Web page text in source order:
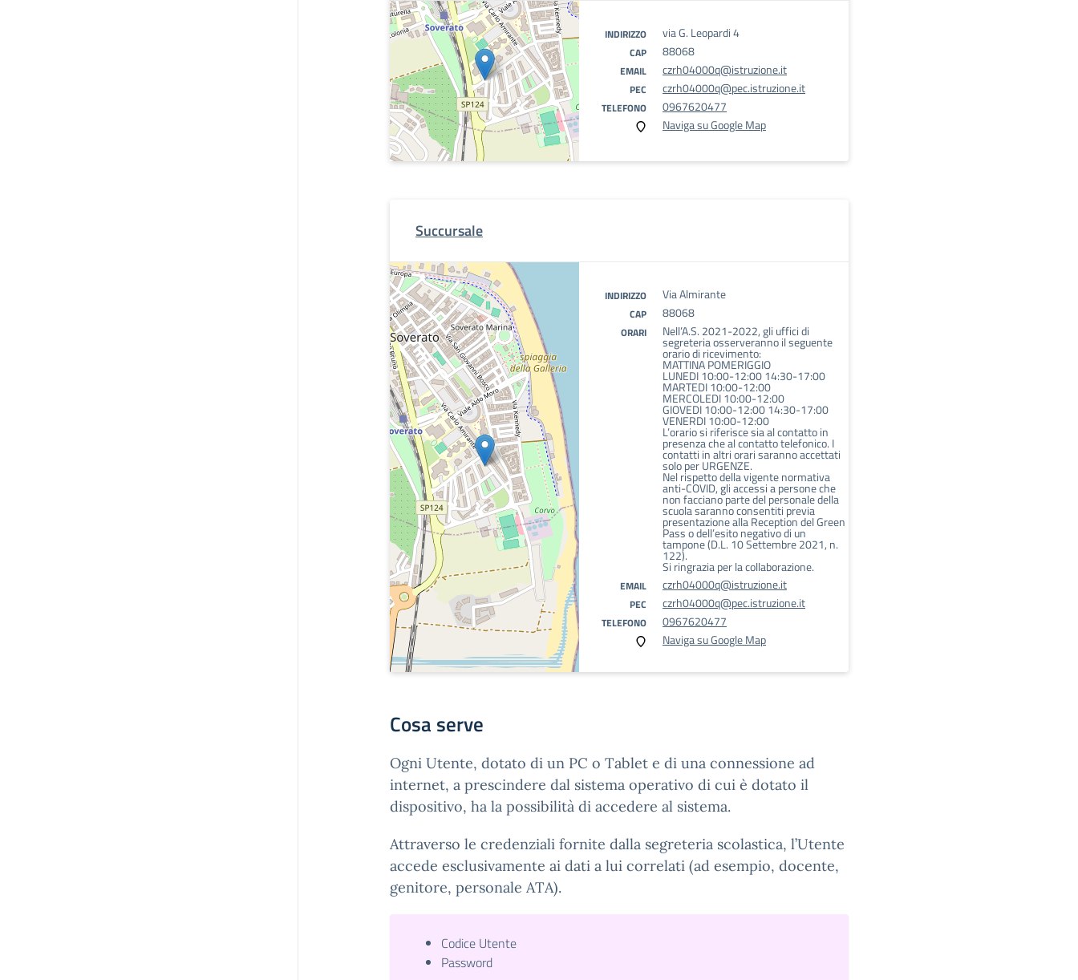
INDIRIZZO via G. Leopardi 4
CAP 88068
EMAIL czrh04000q@istruzione.it
PEC czrh04000q@pec.istruzione.it
TELEFONO
0967620477
Naviga su Google Map
Succursale
INDIRIZZO Via Almirante
CAP 88068
ORARI Nell’A.S. 2021-2022, gli uffici di
segreteria osserveranno il seguente
orario di ricevimento:
MATTINA POMERIGGIO
LUNEDI 10:00-12:00 14:30-17:00
MARTEDI 10:00-12:00
MERCOLEDI 10:00-12:00
GIOVEDI 10:00-12:00 14:30-17:00
VENERDI 10:00-12:00
L’orario si riferisce sia al contatto in
presenza che al contatto telefonico. I
contatti in altri orari saranno accettati
solo per URGENZE.
Nel rispetto della vigente normativa
anti-COVID, gli accessi a persone che
non facciano parte del personale della
scuola saranno consentiti previa
presentazione alla Reception del Green
Pass o dell’esito negativo di un
tampone (D.L. 10 Settembre 2021, n.
122).
Si ringrazia per la collaborazione.
EMAIL czrh04000q@istruzione.it
PEC czrh04000q@pec.istruzione.it
TELEFONO
0967620477
Naviga su Google Map
Cosa serve
Ogni Utente, dotato di un PC o Tablet e di una connessione ad
internet, a prescindere dal sistema operativo di cui è dotato il
dispositivo, ha la possibilità di accedere al sistema.
Attraverso le credenziali fornite dalla segreteria scolastica, l’Utente
accede esclusivamente ai dati a lui correlati (ad esempio, docente,
genitore, personale ATA).
Codice Utente
Password